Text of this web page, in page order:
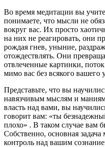
Во время медитации вы
понимаете, что мысли не
вокруг вас. Их просто
на них не реагировать, они
рождая гнев, уныние,
отождествлять. Они
отвлеченные картинки,
мимо вас без всякого вашего
Представьте, что вы
навязчивым мыслям и
власть над вами, вы
говорит вам: «ты
плохо» . В таком случае вам
Собственно, основная
контроль над вашим